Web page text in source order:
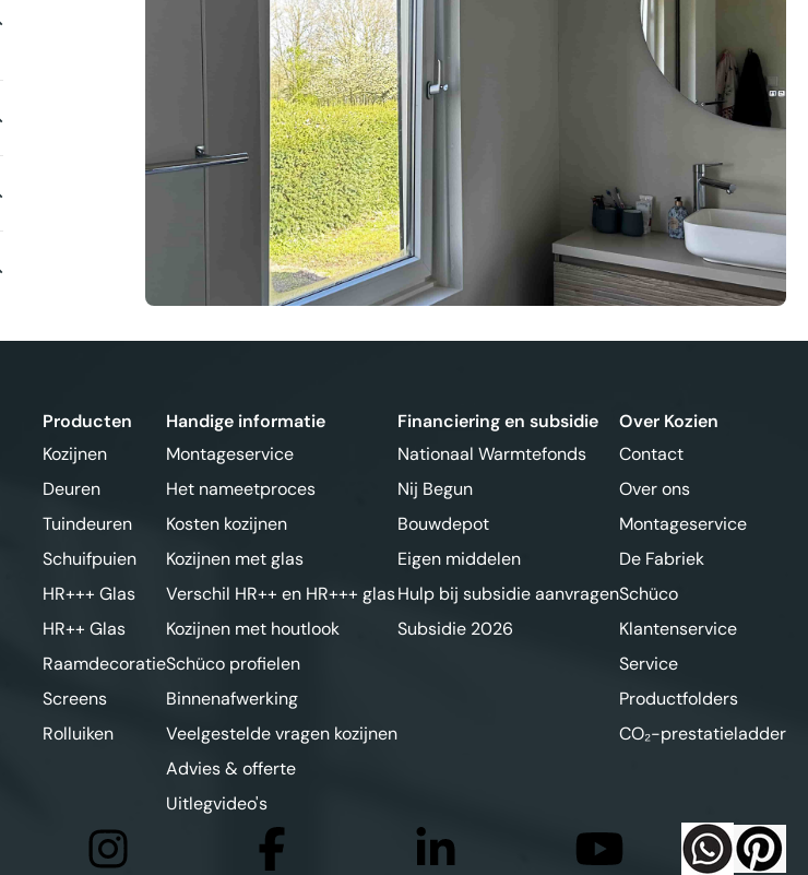
Producten
Kozijnen
Deuren
Tuindeuren
Schuifpuien
HR+++ Glas
HR++ Glas
Raamdecoratie
Screens
Rolluiken
Handige informatie
Montageservice
Het nameetproces
Kosten kozijnen
Kozijnen met glas
Verschil HR++ en HR+++ glas
Kozijnen met houtlook
Schüco profielen
Binnenafwerking
Veelgestelde vragen kozijnen
Advies & offerte
Uitlegvideo's
Financiering en subsidie
Nationaal Warmtefonds
Nij Begun
Bouwdepot
Eigen middelen
Hulp bij subsidie aanvragen
Subsidie 2026
Over Kozien
Contact
Over ons
Montageservice
De Fabriek
Schüco
Klantenservice
Service
Productfolders
CO₂-prestatieladder